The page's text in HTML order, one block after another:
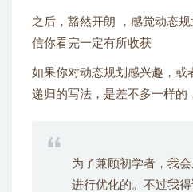
之后，豁然开朗 ，感觉动态
信你看完一定有所收获
如果你对动态规划感兴趣，或
递归的写法，是差不多一样的
为了兼顾初学者，我
进行优化的。不过我